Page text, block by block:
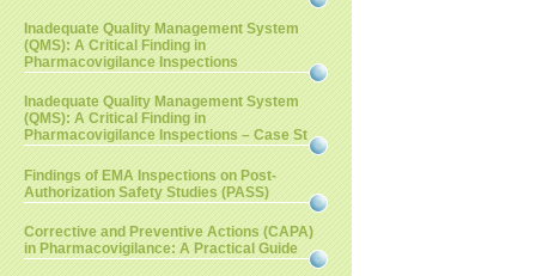
Inadequate Quality Management System
(QMS): A Critical Finding in
Pharmacovigilance Inspections
Inadequate Quality Management System
(QMS): A Critical Finding in
Pharmacovigilance Inspections – Case St
Findings of EMA Inspections on Post-
Authorization Safety Studies (PASS)
Corrective and Preventive Actions (CAPA)
in Pharmacovigilance: A Practical Guide